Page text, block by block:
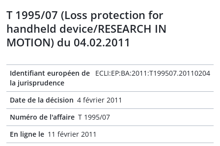
T 1995/07 (Loss protection for
handheld device/RESEARCH IN
MOTION) du 04.02.2011
Identifiant européen de
la jurisprudence
ECLI:EP:BA:2011:T199507.20110204
Date de la décision 4 février 2011
Numéro de l'affaire T 1995/07
En ligne le 11 février 2011